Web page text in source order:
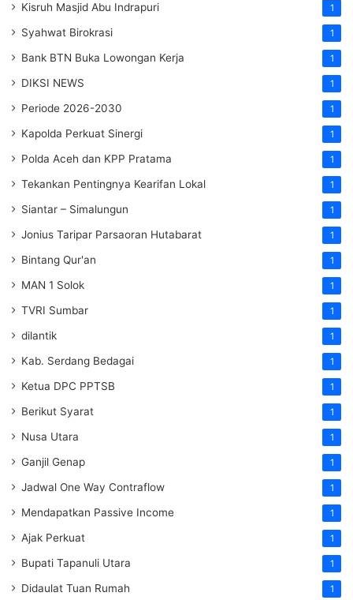
Kisruh Masjid Abu Indrapuri 1
Syahwat Birokrasi 1
Bank BTN Buka Lowongan Kerja 1
DIKSI NEWS 1
Periode 2026-2030 1
Kapolda Perkuat Sinergi 1
Polda Aceh dan KPP Pratama 1
Tekankan Pentingnya Kearifan Lokal 1
Siantar – Simalungun 1
Jonius Taripar Parsaoran Hutabarat 1
Bintang Qur'an 1
MAN 1 Solok 1
TVRI Sumbar 1
dilantik 1
Kab. Serdang Bedagai 1
Ketua DPC PPTSB 1
Berikut Syarat 1
Nusa Utara 1
Ganjil Genap 1
Jadwal One Way Contraflow 1
Mendapatkan Passive Income 1
Ajak Perkuat 1
Bupati Tapanuli Utara 1
Didaulat Tuan Rumah 1